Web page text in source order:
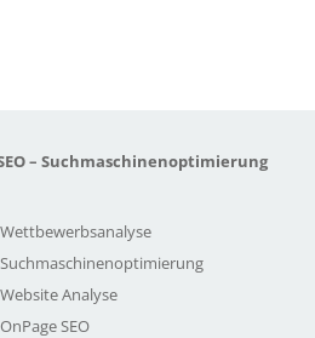
– Suchmaschinenoptimierung
Wettbewerbsanalyse
Suchmaschinenoptimierung
Website Analyse
OnPage SEO